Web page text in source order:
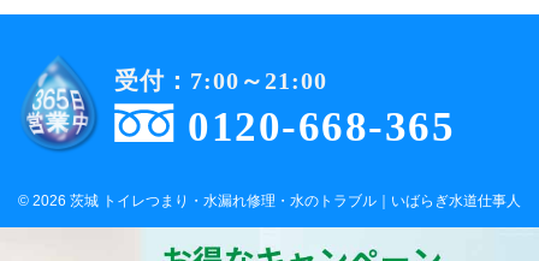
0120-668-365
受付：7:00～21:00
© 2026 茨城 トイレつまり・水漏れ修理・水のトラブル｜いばらぎ水道仕事人